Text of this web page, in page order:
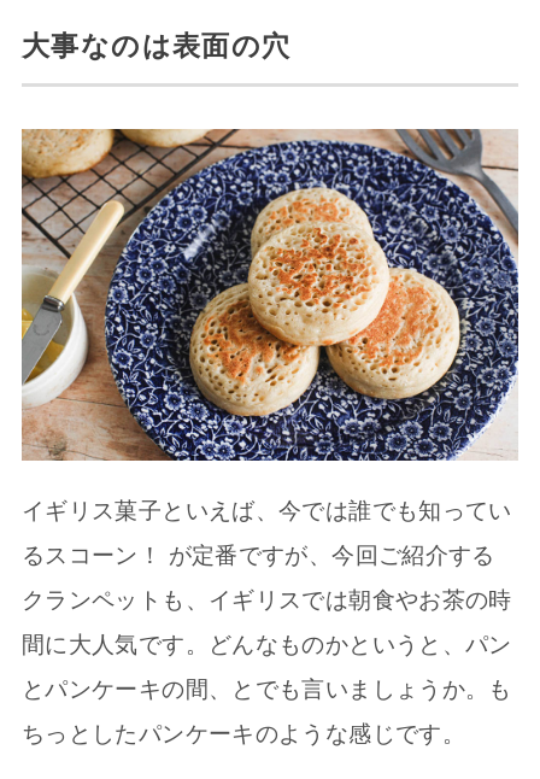
大事なのは表面の穴
イギリス菓子といえば、今では誰でも知ってい
るスコーン！ が定番ですが、今回ご紹介する
クランペットも、イギリスでは朝食やお茶の時
間に大人気です。どんなものかというと、パン
とパンケーキの間、とでも言いましょうか。も
ちっとしたパンケーキのような感じです。